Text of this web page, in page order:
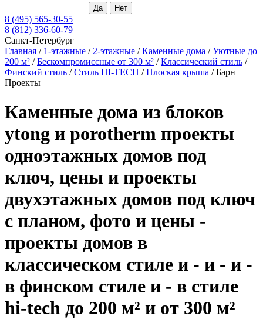
8 (495) 565-30-55
8 (812) 336-60-79
Санкт-Петербург
Главная / 1-этажные / 2-этажные /Каменные дома /Уютные до
200 м² /Бескомпромиссные от 300 м² /Классический стиль /
Финский стиль /Стиль HI-TECH /Плоская крыша /Барн
Проекты
Каменные дома из блоков
ytong и porotherm проекты
одноэтажных домов под
ключ, цены и проекты
двухэтажных домов под ключ
с планом, фото и цены -
проекты домов в
классическом стиле и - и - и -
в финском стиле и - в стиле
hi-tech до 200 м² и от 300 м²